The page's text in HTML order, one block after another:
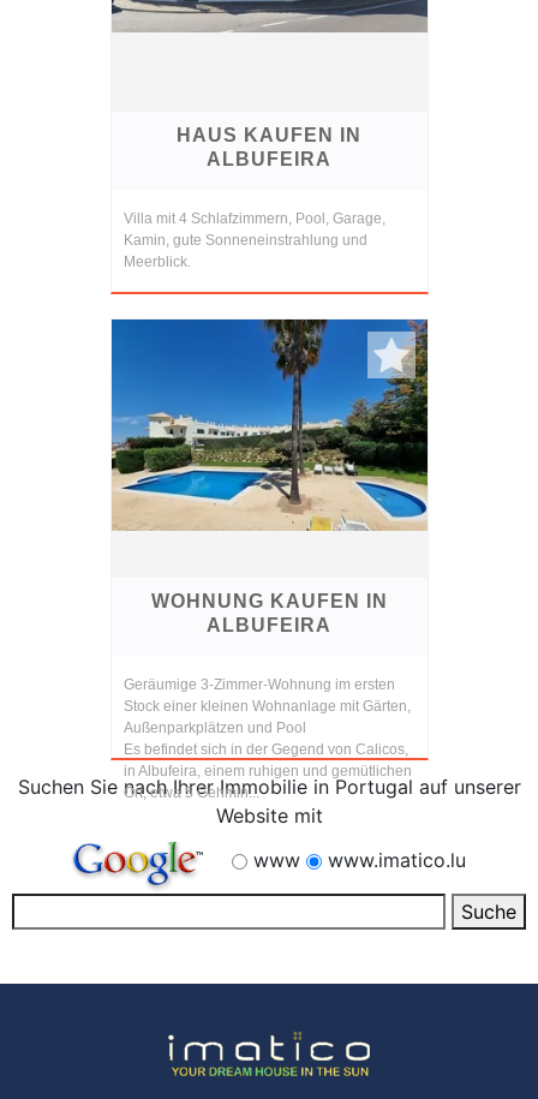
HAUS KAUFEN IN
ALBUFEIRA
Villa mit 4 Schlafzimmern, Pool, Garage,
Kamin, gute Sonneneinstrahlung und
Meerblick.
WOHNUNG KAUFEN IN
ALBUFEIRA
Geräumige 3-Zimmer-Wohnung im ersten
Stock einer kleinen Wohnanlage mit Gärten,
Außenparkplätzen und Pool
Es befindet sich in der Gegend von Calicos,
in Albufeira, einem ruhigen und gemütlichen
Ort, etwa 5 Gehmin...
Suchen Sie nach Ihrer Immobilie in Portugal auf unserer
Website mit
www
www.imatico.lu